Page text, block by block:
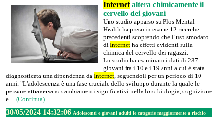
Internet altera chimicamente il
cervello dei giovani
Uno studio apparso su Plos Mental
Health ha preso in esame 12 ricerche
precedenti scoprendo che l’uso smodato
di Internet ha effetti evidenti sulla
chimica del cervello dei ragazzi.
Lo studio ha esaminato i dati di 237
giovani fra i 10 e i 19 anni a cui è stata
diagnosticata una dipendenza da Internet, seguendoli per un periodo di 10
anni. "L'adolescenza è una fase cruciale dello sviluppo durante la quale le
persone attraversano cambiamenti significativi nella loro biologia, cognizione
e ... (Continua)
30/05/2024 14:32:06 Adolescenti e giovani adulti le categorie maggiormente a rischio